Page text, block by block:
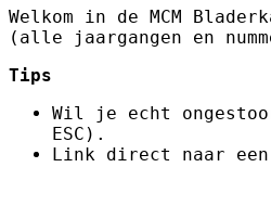
Welkom in de MCM
(alle jaargangen en
Tips
Wil je echt
ESC).
Link direct naar een